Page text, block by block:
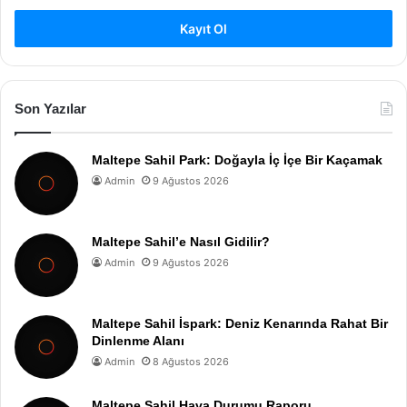
Kayıt Ol
Son Yazılar
Maltepe Sahil Park: Doğayla İç İçe Bir Kaçamak
Admin 9 Ağustos 2026
Maltepe Sahil’e Nasıl Gidilir?
Admin 9 Ağustos 2026
Maltepe Sahil İspark: Deniz Kenarında Rahat Bir
Dinlenme Alanı
Admin 8 Ağustos 2026